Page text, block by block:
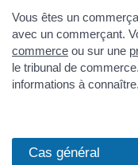
Vous êtes un
avec un commerçant.
commerce ou sur une
le tribunal de
informations à connaître.
Cas général